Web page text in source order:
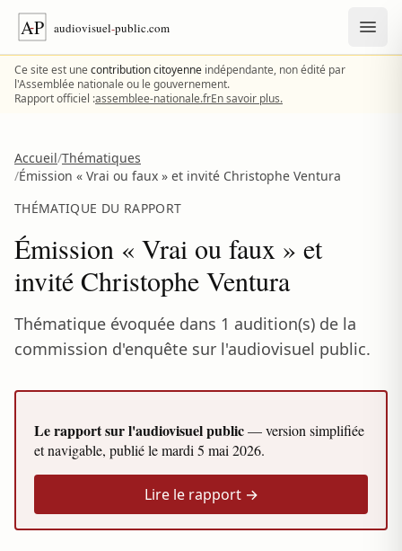
Aller au contenu
Ce site est unecontribution citoyenne indépendante, non édité par
l'Assemblée nationale ou le gouvernement.
Rapport officiel :assemblee-nationale.frEn savoir plus.
Accueil/Thématiques
/Émission « Vrai ou faux » et invité Christophe Ventura
THÉMATIQUE DU RAPPORT
Émission « Vrai ou faux » et
invité Christophe Ventura
Thématique évoquée dans 1 audition(s) de la
commission d'enquête sur l'audiovisuel public.
Le rapport sur l'audiovisuel public— version simplifiée
et navigable, publié lemardi 5 mai 2026.
Lire le rapport →